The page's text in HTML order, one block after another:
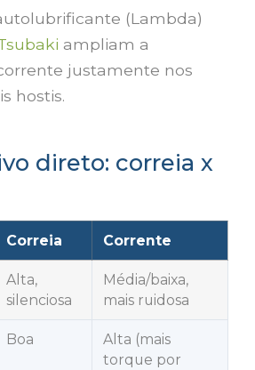
(Lambda)
ampliam a
justamente nos
hostis.
direto: correia x
Correia Corrente
Alta,
silenciosa
Média/baixa,
mais ruidosa
Boa
Alta (mais
torque por